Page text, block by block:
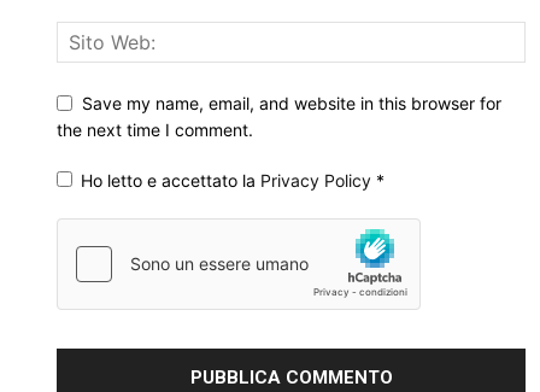
Save my name, email, and website in this browser for
the next time I comment.
Ho letto e accettato la Privacy Policy *